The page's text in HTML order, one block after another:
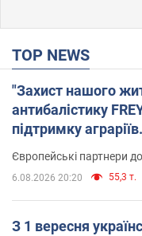
TOP NEWS
"Захист нашого
антибалістику
підтримку
Європейські партнери
6.08.2026 20:20 55,3 т.
З 1 вересня